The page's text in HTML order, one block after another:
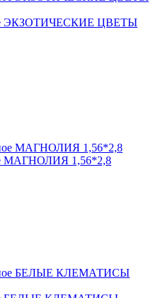
ЭКЗОТИЧЕСКИЕ ЦВЕТЫ
МАГНОЛИЯ 1,56*2,8